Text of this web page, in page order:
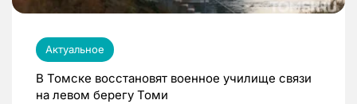
Актуальное
В Томске восстановят военное училище связи
на левом берегу Томи